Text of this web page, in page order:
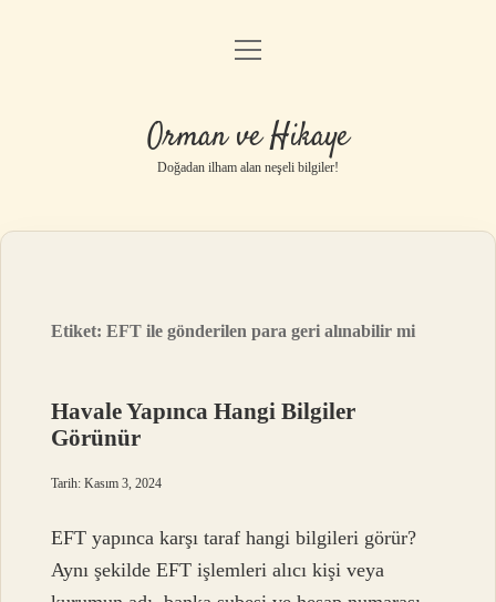
Anasayfa
Yasal Uyarı
menüyü
Orman ve Hikaye
Doğadan ilham alan neşeli bilgiler!
Etiket:EFT ile gönderilen para geri alınabilir mi
Havale Yapınca Hangi Bilgiler
Görünür
Tarih: Kasım 3, 2024
EFT yapınca karşı taraf hangi bilgileri görür?
Aynı şekilde EFT işlemleri alıcı kişi veya